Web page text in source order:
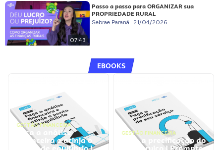
07:43
Passo a passo para ORGANIZAR sua
PROPRIEDADE RURAL
Sebrae Paraná 21/04/2026
EBOOKS
GESTÃO FINANCEIRA
Faça a análise
financeira e atinja o
GESTÃO FINANCEIRA
Faça a precificação do